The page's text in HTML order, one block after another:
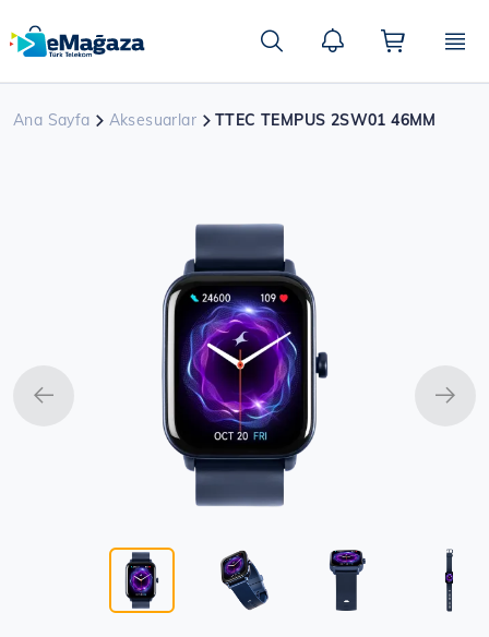
içeriğe
Ara
Ana Sayfa Aksesuarlar TTEC TEMPUS 2SW01 46MM